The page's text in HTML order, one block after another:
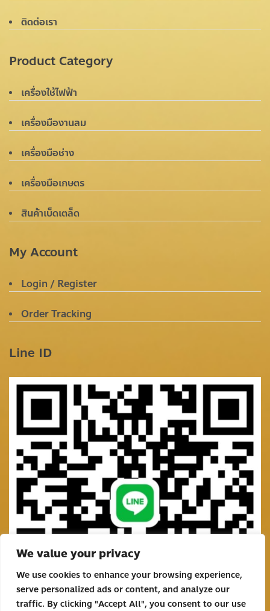
We value your privacy
We use cookies to enhance your browsing experience,
serve personalized ads or content, and analyze our
traffic. By clicking "Accept All", you consent to our use
ติดต่อเรา
Product Category
เครื่องใช้ไฟฟ้า
เครื่องมืองานลม
เครื่องมือช่าง
เครื่องมือเกษตร
สินค้าเบ็ดเตล็ด
My Account
Login / Register
Order Tracking
Line ID